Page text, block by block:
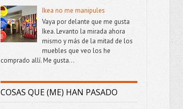
Ikea no me manipules
Vaya por delante que me gusta
Ikea. Levanto la mirada ahora
mismo y más de la mitad de los
muebles que veo los he
comprado allí. Me gusta...
COSAS QUE (ME) HAN PASADO